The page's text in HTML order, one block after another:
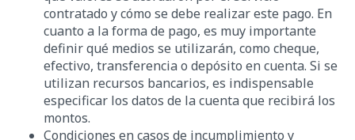
contratado y cómo se debe realizar este pago. En
cuanto a la forma de pago, es muy importante
definir qué medios se utilizarán, como cheque,
efectivo, transferencia o depósito en cuenta. Si se
utilizan recursos bancarios, es indispensable
especificar los datos de la cuenta que recibirá los
montos.
Condiciones en casos de incumplimiento y